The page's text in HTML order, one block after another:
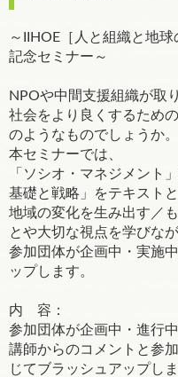
～IIHOE［人と組織と地
記念セミナー～
NPOや中間支援組織が取
社会をより良くするため
のようなものでしょうか。
本セミナーでは、
「ソシオ・マネジメント
基礎と戦略」をテキスト
地域の変化を生み出す／
とや大切な視点を学びな
参加団体が企画中・実施
ップします。
内 容：
参加団体が企画中・進行
講師からのコメントと参
じてブラッシュアップしま